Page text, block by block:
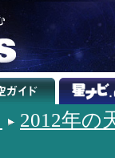
2012年の